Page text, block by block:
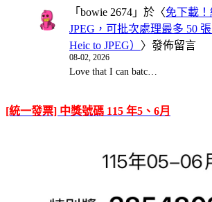
「 bowie 2674 」於〈免下載
JPEG，可批次處理最多 50
Heic to JPEG） 〉發佈留言
08-02, 2026
Love that I can batc…
[統一發票] 中獎號碼 115 年5、6月